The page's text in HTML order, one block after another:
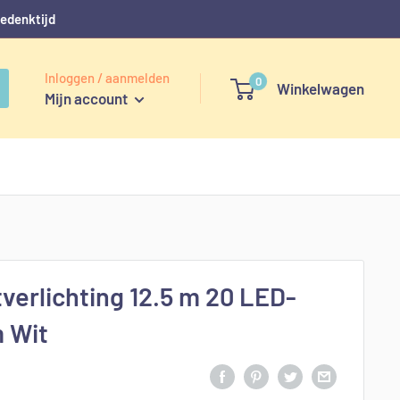
Inloggen / aanmelden
Mijn account
0 Winkelwagen
12.5 m 20 LED-
Wit